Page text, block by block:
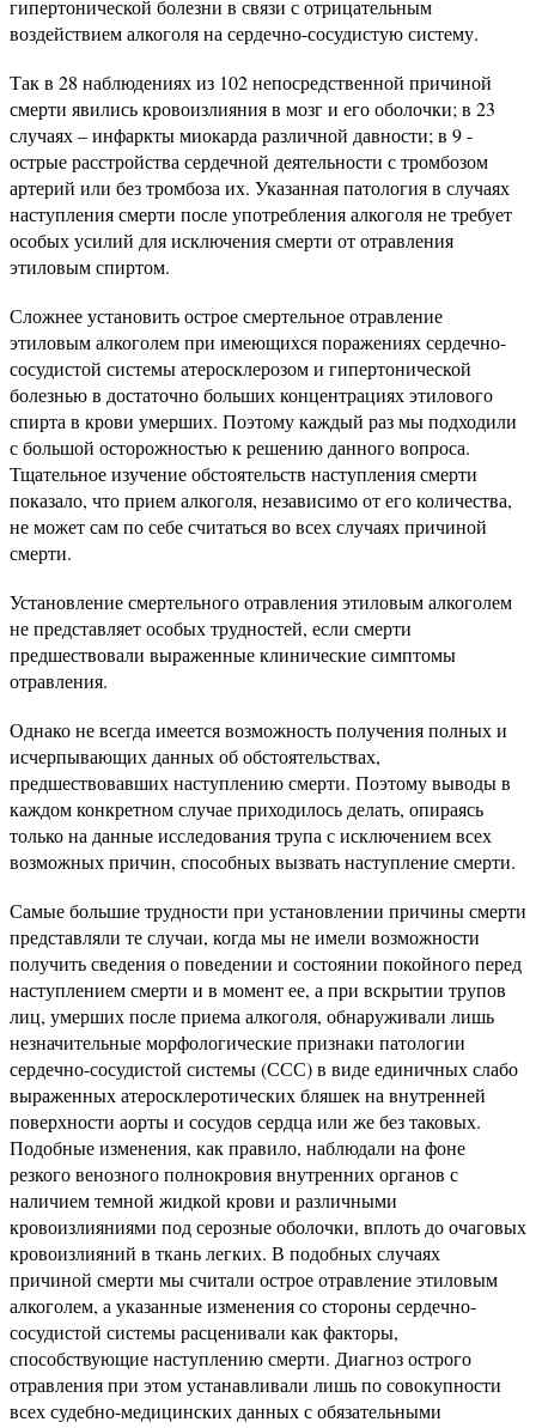
гипертонической болезни в связи с отрицательным
воздействием алкоголя на сердечно-сосудистую систему.
Так в 28 наблюдениях из 102 непосредственной причиной
смерти явились кровоизлияния в мозг и его оболочки; в 23
случаях – инфаркты миокарда различной давности; в 9 -
острые расстройства сердечной деятельности с тромбозом
артерий или без тромбоза их. Указанная патология в случаях
наступления смерти после употребления алкоголя не требует
особых усилий для исключения смерти от отравления
этиловым спиртом.
Сложнее установить острое смертельное отравление
этиловым алкоголем при имеющихся поражениях сердечно-
сосудистой системы атеросклерозом и гипертонической
болезнью в достаточно больших концентрациях этилового
спирта в крови умерших. Поэтому каждый раз мы подходили
с большой осторожностью к решению данного вопроса.
Тщательное изучение обстоятельств наступления смерти
показало, что прием алкоголя, независимо от его количества,
не может сам по себе считаться во всех случаях причиной
смерти.
Установление смертельного отравления этиловым алкоголем
не представляет особых трудностей, если смерти
предшествовали выраженные клинические симптомы
отравления.
Однако не всегда имеется возможность получения полных и
исчерпывающих данных об обстоятельствах,
предшествовавших наступлению смерти. Поэтому выводы в
каждом конкретном случае приходилось делать, опираясь
только на данные исследования трупа с исключением всех
возможных причин, способных вызвать наступление смерти.
Самые большие трудности при установлении причины смерти
представляли те случаи, когда мы не имели возможности
получить сведения о поведении и состоянии покойного перед
наступлением смерти и в момент ее, а при вскрытии трупов
лиц, умерших после приема алкоголя, обнаруживали лишь
незначительные морфологические признаки патологии
сердечно-сосудистой системы (ССС) в виде единичных слабо
выраженных атеросклеротических бляшек на внутренней
поверхности аорты и сосудов сердца или же без таковых.
Подобные изменения, как правило, наблюдали на фоне
резкого венозного полнокровия внутренних органов с
наличием темной жидкой крови и различными
кровоизлияниями под серозные оболочки, вплоть до очаговых
кровоизлияний в ткань легких. В подобных случаях
причиной смерти мы считали острое отравление этиловым
алкоголем, а указанные изменения со стороны сердечно-
сосудистой системы расценивали как факторы,
способствующие наступлению смерти. Диагноз острого
отравления при этом устанавливали лишь по совокупности
всех судебно-медицинских данных с обязательными